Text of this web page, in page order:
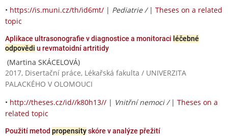
• https://is.muni.cz/th/id6mt/ | Pediatrie / | Theses on a related
topic
Aplikace ultrasonografie v diagnostice a monitoraci léčebné
odpovědi u revmatoidní artritidy
(Martina SKÁCELOVÁ)
2017, Disertační práce, Lékařská fakulta / UNIVERZITA
PALACKÉHO V OLOMOUCI
• http://theses.cz/id//k80h13// | Vnitřní nemoci / | Theses on a
related topic
Použití metod propensityskóre v analýze přežití